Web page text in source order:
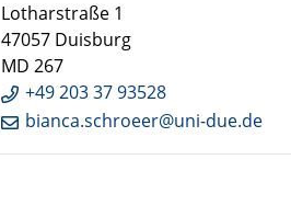
Lotharstraße 1
47057 Duisburg
MD 267
+49 203 37 93528
bianca.schroeer@uni-due.de